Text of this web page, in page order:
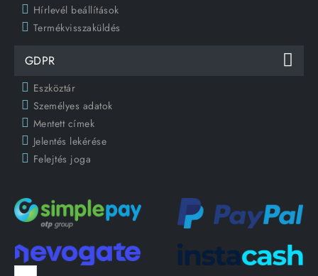
Hírlevél beállítások
Termékvisszaküldés
GDPR
Eszköztár
Személyes adatok
Mentett címek
Jelentés lekérése
Felejtés joga